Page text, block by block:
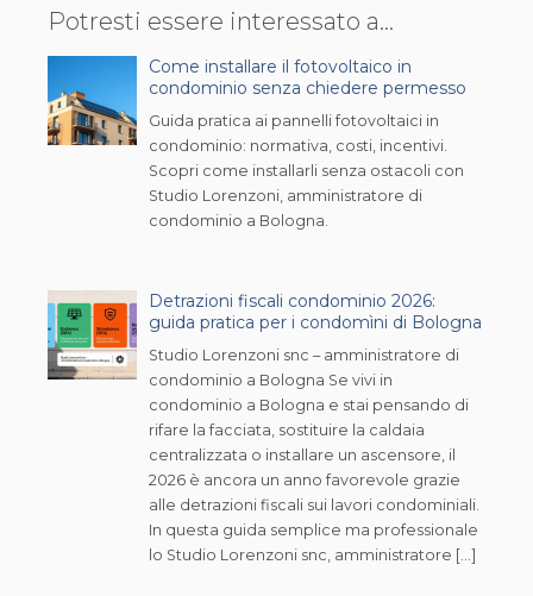
Potresti essere interessato a...
Come installare il fotovoltaico in
condominio senza chiedere permesso
Guida pratica ai pannelli fotovoltaici in
condominio: normativa, costi, incentivi.
Scopri come installarli senza ostacoli con
Studio Lorenzoni, amministratore di
condominio a Bologna.
Detrazioni fiscali condominio 2026:
guida pratica per i condomìni di Bologna
Studio Lorenzoni snc – amministratore di
condominio a Bologna Se vivi in
condominio a Bologna e stai pensando di
rifare la facciata, sostituire la caldaia
centralizzata o installare un ascensore, il
2026 è ancora un anno favorevole grazie
alle detrazioni fiscali sui lavori condominiali.
In questa guida semplice ma professionale
lo Studio Lorenzoni snc, amministratore […]